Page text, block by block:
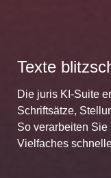
Texte
Die juris KI-Suite
Schriftsätze,
So verarbeiten
Vielfaches